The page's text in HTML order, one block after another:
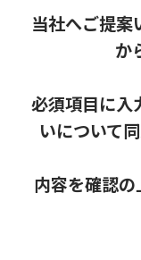
当社へご提案
か
必須項目に入
いについて
内容を確認